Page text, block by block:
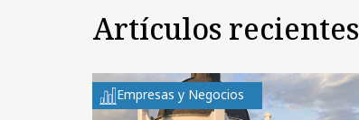
Artículos recientes
Empresas y Negocios